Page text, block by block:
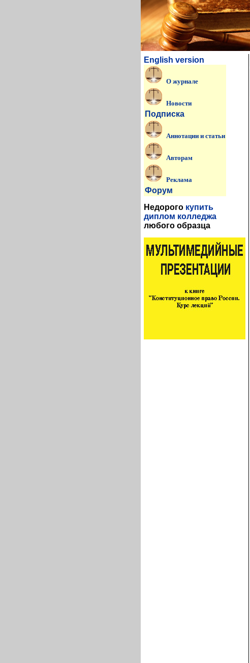
English version
О журнале
Новости
Подписка
Аннотации и статьи
Авторам
Реклама
Форум
Недорого купить
диплом колледжа
любого образца